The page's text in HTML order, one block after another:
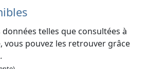
données telles que consultées à
vous pouvez les retrouver grâce